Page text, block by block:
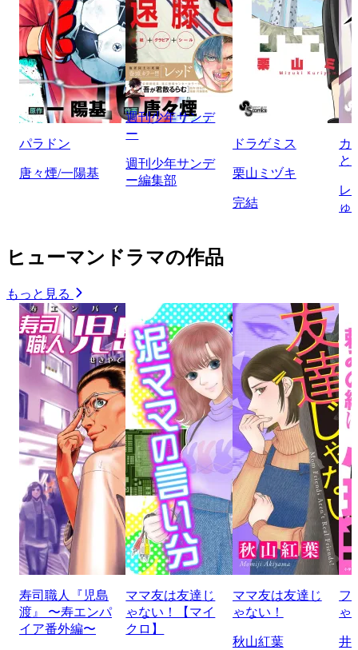
パラドン
唐々煙/一陽基
週刊少年サンデ
ー
週刊少年サンデ
ー編集部
ドラゲミス
栗山ミヅキ
完結
カ
と
レ
ゅ
ヒューマンドラマの作品
もっと見る
寿司職人『児島
渡』 〜寿エンパ
イア番外編〜
ママ友は友達じ
ゃない！【マイ
クロ】
ママ友は友達じ
ゃない！
秋山紅葉
フ
ゃ
井